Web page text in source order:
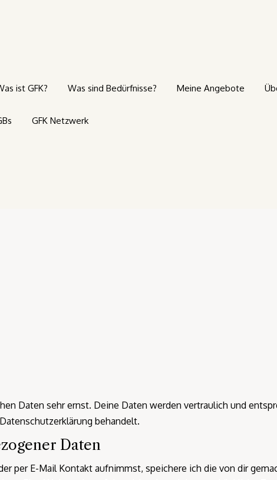
ist GFK? Was sind Bedürfnisse? Meine Angebote
GFK Netzwerk
Daten sehr ernst. Deine Daten werden vertraulich und
behandelt.
Daten
per E-Mail Kontakt aufnimmst, speichere ich die von dir